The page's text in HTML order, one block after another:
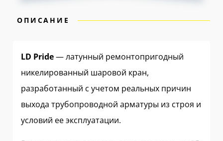
ОПИСАНИЕ
LD Pride— латунный ремонтопригодный
никелированный шаровой кран,
разработанный с учетом реальных причин
выхода трубопроводной арматуры из строя и
условий ее эксплуатации.